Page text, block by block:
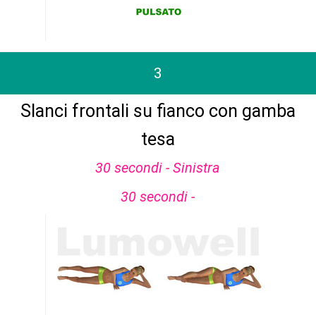
3
Slanci frontali su fianco con gamba
tesa
30 secondi - Sinistra
30 secondi -